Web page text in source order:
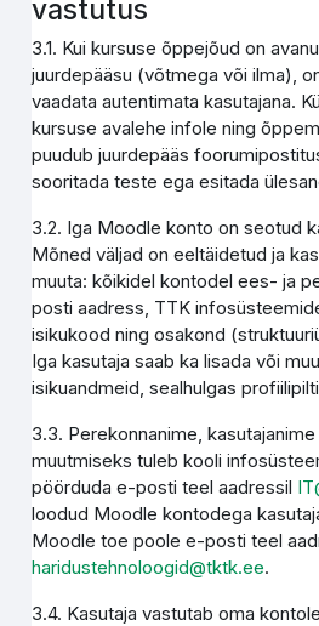
vastutus
3.1. Kui kursuse õppejõud on
juurdepääsu (võtmega või ilma),
vaadata autentimata kasutajana.
kursuse avalehe infole ning
puudub juurdepääs
sooritada teste ega esitada
3.2. Iga Moodle konto on seotud
Mõned väljad on eeltäidetud ja
muuta: kõikidel kontodel ees- ja
posti aadress, TTK
isikukood ning osakond
Iga kasutaja saab ka lisada või
isikuandmeid, sealhulgas
3.3. Perekonnanime,
muutmiseks tuleb kooli
pöörduda e-posti teel aadressil
loodud Moodle kontodega
Moodle toe poole e-posti teel
haridustehnoloogid@tktk.ee.
3.4. Kasutaja vastutab oma